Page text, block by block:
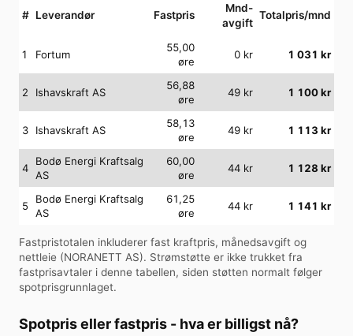
# Leverandør Fastpris
Mnd-
avgift
Totalpris/mnd
1 Fortum
55,00
øre
0 kr 1 031 kr
2 Ishavskraft AS
56,88
øre
49 kr 1 100kr
3 Ishavskraft AS
58,13
øre
49 kr 1 113 kr
4
Bodø Energi Kraftsalg
AS
60,00
øre
44 kr 1 128 kr
5
Bodø Energi Kraftsalg
AS
61,25
øre
44 kr 1 141 kr
Fastpristotalen inkluderer fast kraftpris, månedsavgift og
nettleie (NORANETT AS). Strømstøtte er ikke trukket fra
fastprisavtaler i denne tabellen, siden støtten normalt følger
spotprisgrunnlaget.
Spotpris eller fastpris - hva er billigst nå?